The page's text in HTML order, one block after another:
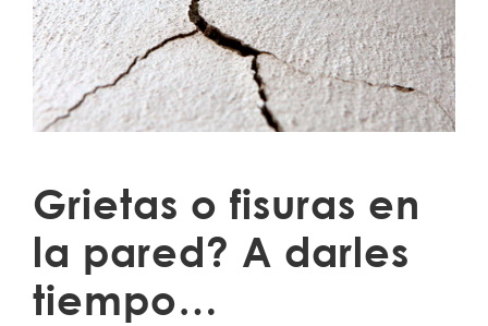
Grietas o fisuras en
la pared? A darles
tiempo…